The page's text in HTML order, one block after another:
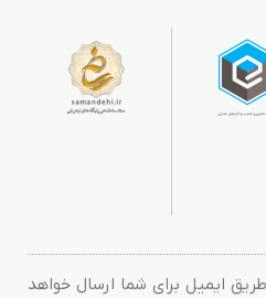
ایمیل برای شما ارسال خواهد